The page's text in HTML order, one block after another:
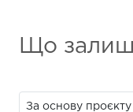
Що
За основу проєкту